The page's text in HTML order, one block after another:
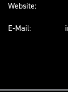
Website:
E-Mail: